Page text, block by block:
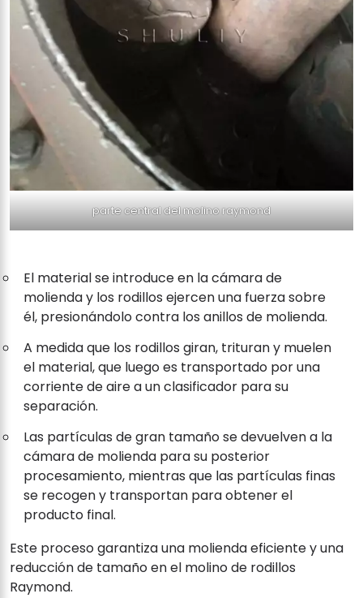
parte central del molino raymond
El material se introduce en la cámara de
molienda y los rodillos ejercen una fuerza sobre
él, presionándolo contra los anillos de molienda.
A medida que los rodillos giran, trituran y muelen
el material, que luego es transportado por una
corriente de aire a un clasificador para su
separación.
Las partículas de gran tamaño se devuelven a la
cámara de molienda para su posterior
procesamiento, mientras que las partículas finas
se recogen y transportan para obtener el
producto final.
Este proceso garantiza una molienda eficiente y una
reducción de tamaño en el molino de rodillos
Raymond.